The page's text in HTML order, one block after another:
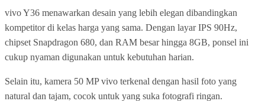
vivo Y36 menawarkan desain yang lebih elegan dibandingkan
kompetitor di kelas harga yang sama. Dengan layar IPS 90Hz,
chipset Snapdragon 680, dan RAM besar hingga 8GB, ponsel ini
cukup nyaman digunakan untuk kebutuhan harian.
Selain itu, kamera 50 MP vivo terkenal dengan hasil foto yang
natural dan tajam, cocok untuk yang suka fotografi ringan.